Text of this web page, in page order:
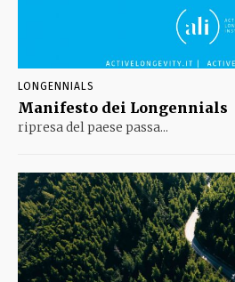
LONGENNIALS
Manifesto dei Longennials
ripresa del paese passa...